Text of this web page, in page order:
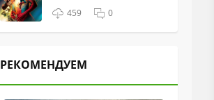
459 0
РЕКОМЕНДУЕМ